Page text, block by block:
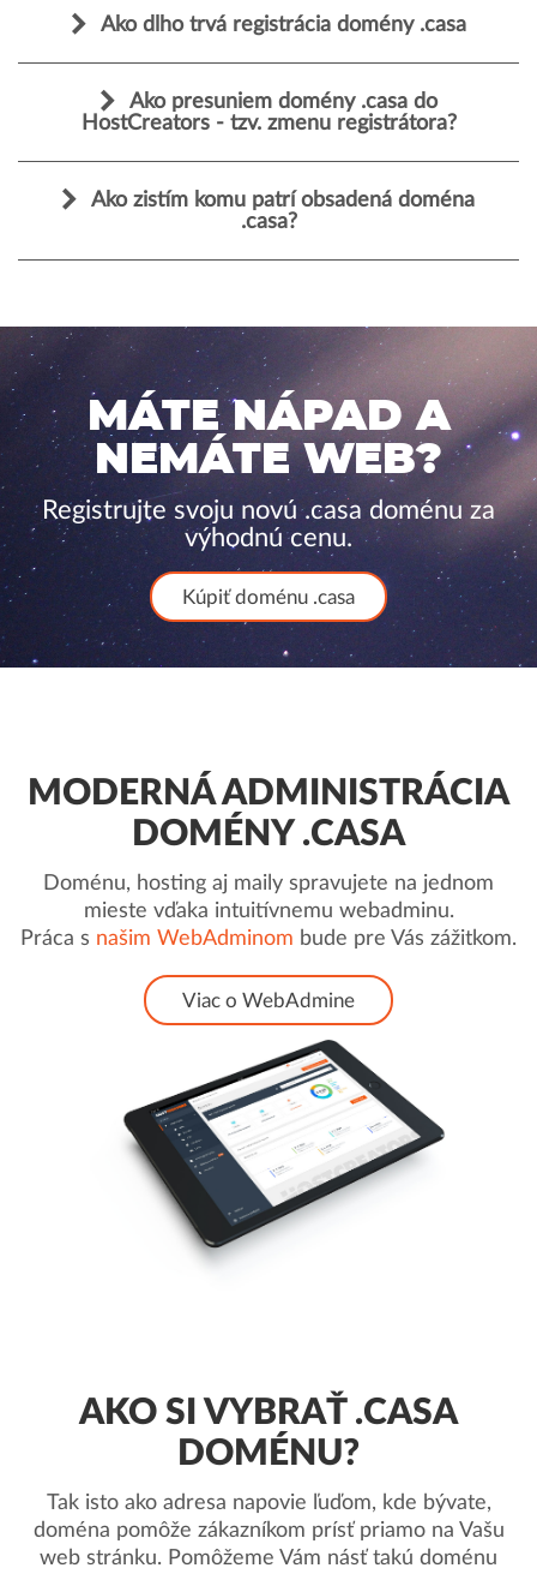
Ako dlho trvá registrácia domény .casa
Ako presuniem domény .casa do
HostCreators - tzv. zmenu registrátora?
Ako zistím komu patrí obsadená doména
.casa?
MÁTE NÁPAD A
NEMÁTE WEB?
Registrujte svoju novú .casa doménu za
výhodnú cenu.
Kúpiť doménu .casa
MODERNÁ ADMINISTRÁCIA
DOMÉNY .CASA
Doménu, hosting aj maily spravujete na jednom
mieste vďaka intuitívnemu webadminu.
Práca s našim WebAdminom bude pre Vás zážitkom.
Viac o WebAdmine
AKO SI VYBRAŤ .CASA
DOMÉNU?
Tak isto ako adresa napovie ľuďom, kde bývate,
doména pomôže zákazníkom prísť priamo na Vašu
web stránku. Pomôžeme Vám násť takú doménu